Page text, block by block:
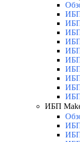
ИБП
ИБП
ИБП
ИБП
ИБП
ИБП